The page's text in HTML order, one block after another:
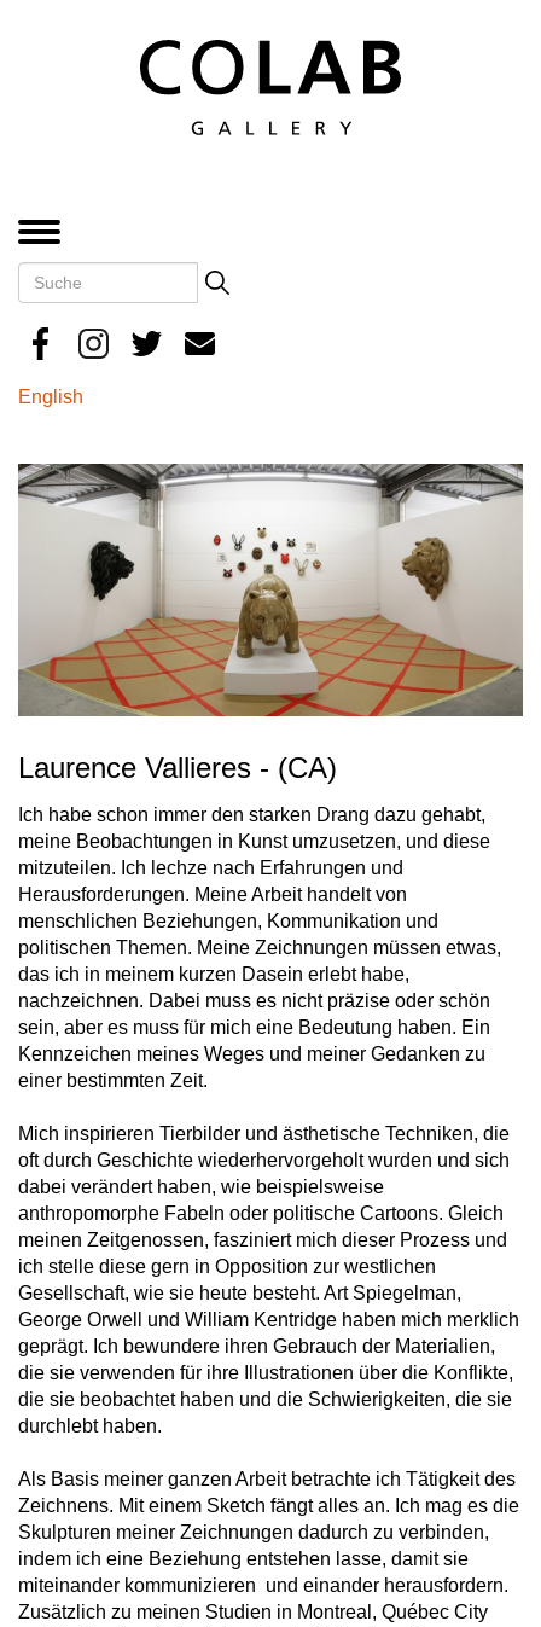
Search
Suche
English
Laurence Vallieres - (CA)
Ich habe schon immer den starken Drang dazu gehabt,
meine Beobachtungen in Kunst umzusetzen, und diese
mitzuteilen. Ich lechze nach Erfahrungen und
Herausforderungen. Meine Arbeit handelt von
menschlichen Beziehungen, Kommunikation und
politischen Themen. Meine Zeichnungen müssen etwas,
das ich in meinem kurzen Dasein erlebt habe,
nachzeichnen. Dabei muss es nicht präzise oder schön
sein, aber es muss für mich eine Bedeutung haben. Ein
Kennzeichen meines Weges und meiner Gedanken zu
einer bestimmten Zeit.
Mich inspirieren Tierbilder und ästhetische Techniken, die
oft durch Geschichte wiederhervorgeholt wurden und sich
dabei verändert haben, wie beispielsweise
anthropomorphe Fabeln oder politische Cartoons. Gleich
meinen Zeitgenossen, fasziniert mich dieser Prozess und
ich stelle diese gern in Opposition zur westlichen
Gesellschaft, wie sie heute besteht. Art Spiegelman,
George Orwell und William Kentridge haben mich merklich
geprägt. Ich bewundere ihren Gebrauch der Materialien,
die sie verwenden für ihre Illustrationen über die Konflikte,
die sie beobachtet haben und die Schwierigkeiten, die sie
durchlebt haben.
Als Basis meiner ganzen Arbeit betrachte ich Tätigkeit des
Zeichnens. Mit einem Sketch fängt alles an. Ich mag es die
Skulpturen meiner Zeichnungen dadurch zu verbinden,
indem ich eine Beziehung entstehen lasse, damit sie
miteinander kommunizieren und einander herausfordern.
Zusätzlich zu meinen Studien in Montreal, Québec City